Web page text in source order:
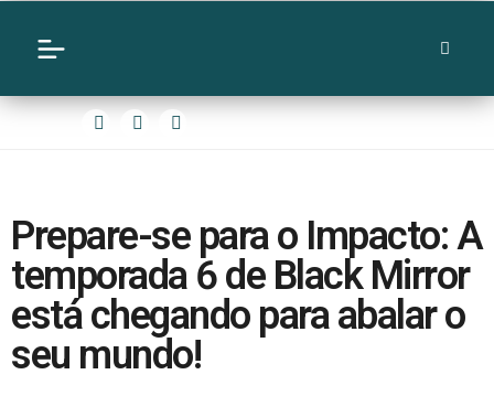
Prepare-se para o Impacto: A
temporada 6 de Black Mirror
está chegando para abalar o
seu mundo!